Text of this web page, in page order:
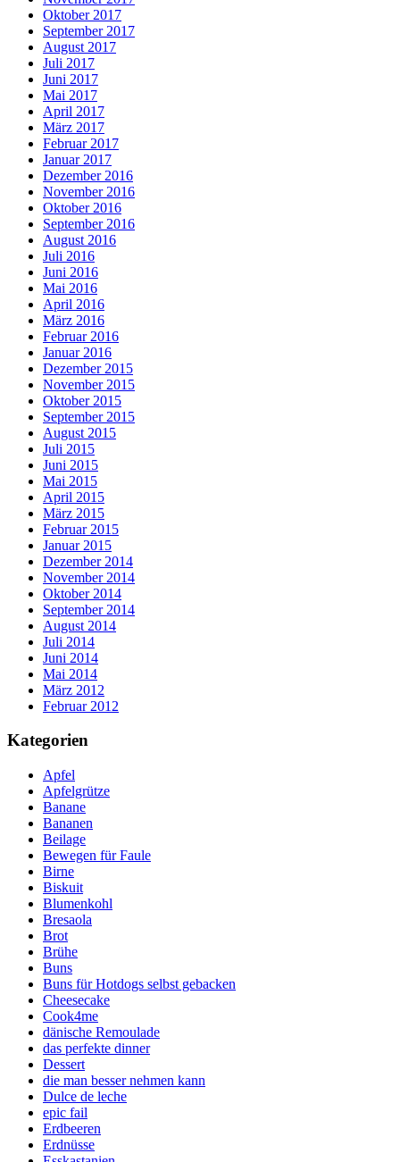
Oktober 2017
September 2017
August 2017
Juli 2017
Juni 2017
Mai 2017
April 2017
März 2017
Februar 2017
Januar 2017
Dezember 2016
November 2016
Oktober 2016
September 2016
August 2016
Juli 2016
Juni 2016
Mai 2016
April 2016
März 2016
Februar 2016
Januar 2016
Dezember 2015
November 2015
Oktober 2015
September 2015
August 2015
Juli 2015
Juni 2015
Mai 2015
April 2015
März 2015
Februar 2015
Januar 2015
Dezember 2014
November 2014
Oktober 2014
September 2014
August 2014
Juli 2014
Juni 2014
Mai 2014
März 2012
Februar 2012
Kategorien
Apfel
Apfelgrütze
Banane
Bananen
Beilage
Bewegen für Faule
Birne
Biskuit
Blumenkohl
Bresaola
Brot
Brühe
Buns
Buns für Hotdogs selbst gebacken
Cheesecake
Cook4me
dänische Remoulade
das perfekte dinner
Dessert
die man besser nehmen kann
Dulce de leche
epic fail
Erdbeeren
Erdnüsse